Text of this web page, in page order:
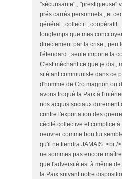
"sécurisante" , "prestigieuse"
prés carrés personnels , et
général , collectif , coopératif
longtemps que mes
directement par la crise , peu
l'étendard , seule importe la
C'est méchant ce que je dis ,
si étant communiste dans ce
d'homme de Cro magnon ou
avons troqué la Paix à
nos acquis sociaux durement
contre l'exportation des
cécité collective et complice
oeuvrer comme bon lui
qu'il ne tiendra JAMAIS .<br /
ne sommes pas encore
que l'adversité est à même
la Paix suivant notre